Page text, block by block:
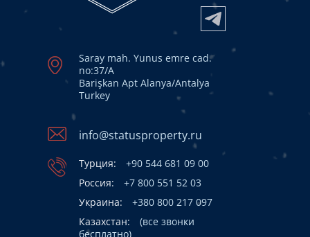
Saray mah. Yunus emre cad.
no:37/A
Barişkan Apt Alanya/Antalya
Turkey
info@statusproperty.ru
Турция:
+90 544 681 09 00
Россия:
+7 800 551 52 03
Украина:
+380 800 217 097
Казахстан:
(все звонки
бесплатно)